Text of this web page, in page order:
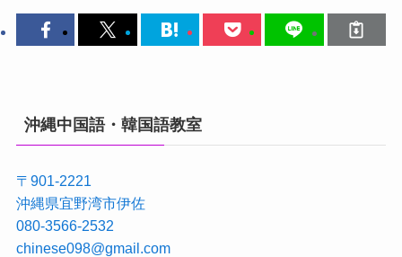
沖縄中国語・韓国語教室
〒901-2221
沖縄県宜野湾市伊佐
080-3566-2532
chinese098@gmail.com